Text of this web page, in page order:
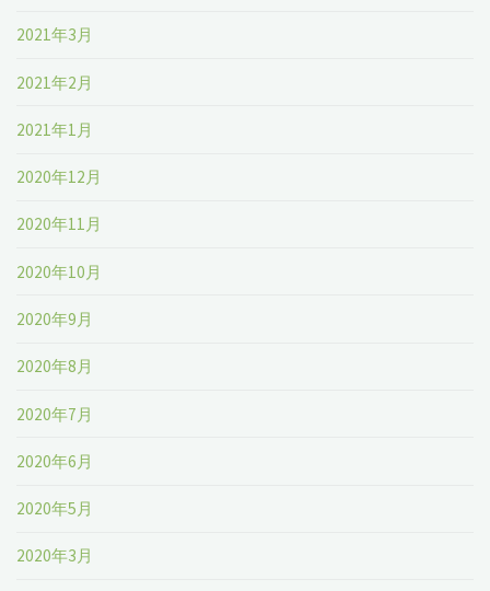
2021年3月
2021年2月
2021年1月
2020年12月
2020年11月
2020年10月
2020年9月
2020年8月
2020年7月
2020年6月
2020年5月
2020年3月